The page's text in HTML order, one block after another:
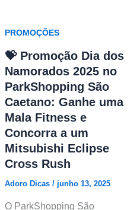
PROMOÇÕES
💝 Promoção Dia dos
Namorados 2025 no
ParkShopping São
Caetano: Ganhe uma
Mala Fitness e
Concorra a um
Mitsubishi Eclipse
Cross Rush
Adoro Dicas / junho 13, 2025
O ParkShopping São